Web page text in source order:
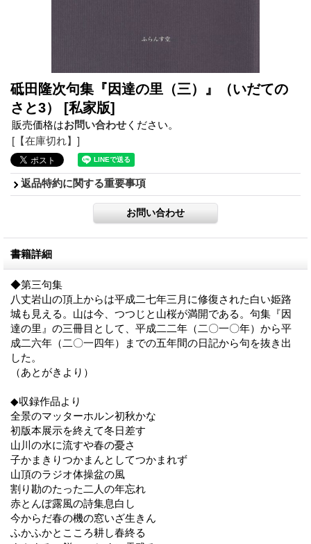
砥田隆次句集『因達の里（三）』（いだての
さと3）
[私家版]
販売価格はお問い合わせ ください。
[【在庫切れ】]
返品特約に関する重要事項
書籍詳細
◆第三句集
八丈岩山の頂上からは平成二七年三月に修復された白い姫路
城も見える。山は今、つつじと山桜が満開である。句集『因
達の里』の三冊目として、平成二二年（二〇一〇年）から平
成二六年（二〇一四年）までの五年間の日記から句を抜き出
した。
（あとがきより）
◆収録作品より
全景のマッターホルン初秋かな
初版本展示を終えて冬日差す
山川の水に流すや春の憂さ
子かまきりつかまんとしてつかまれず
山頂のラジオ体操盆の風
割り勘のたった二人の年忘れ
赤とんぼ露風の詩集息白し
今からだ春の機の窓いざ生きん
ふかふかとこころ耕し春終る